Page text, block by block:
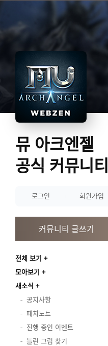
뮤 아크엔젤
공식 커뮤니티
로그인 회원가입
커뮤니티 글쓰기
전체 보기
모아보기
새소식
공지사항
패치노트
진행 중인 이벤트
틀린 그림 찾기